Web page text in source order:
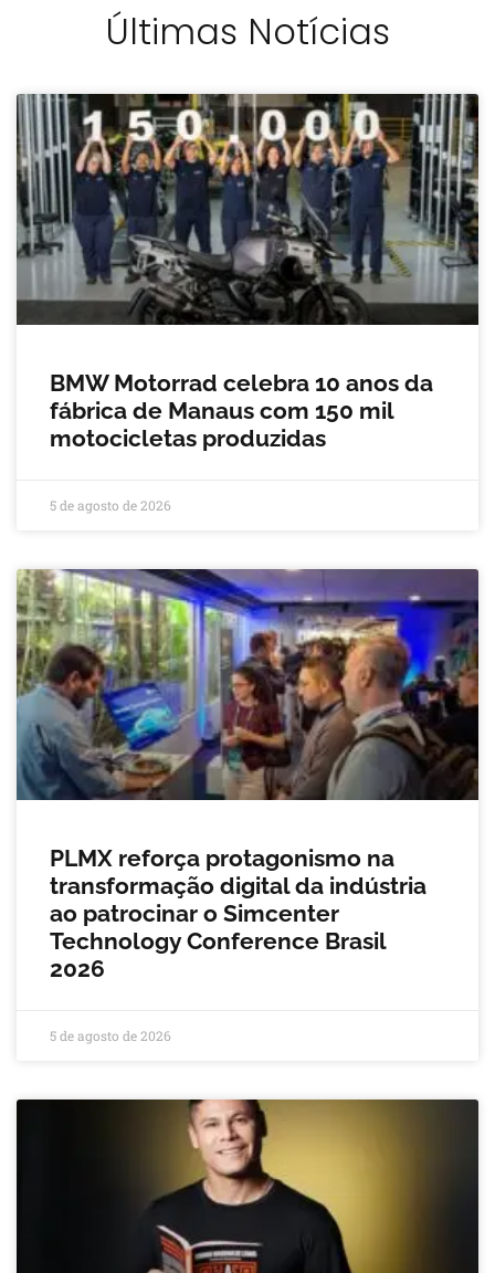
Últimas Notícias
BMW Motorrad celebra 10 anos da
fábrica de Manaus com 150 mil
motocicletas produzidas
5 de agosto de 2026
PLMX reforça protagonismo na
transformação digital da indústria
ao patrocinar o Simcenter
Technology Conference Brasil
2026
5 de agosto de 2026